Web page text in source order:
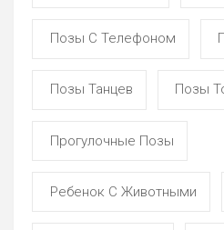
Позы С Телефоном
Позы Танцев Позы
Прогулочные Позы
Ребенок С Животными